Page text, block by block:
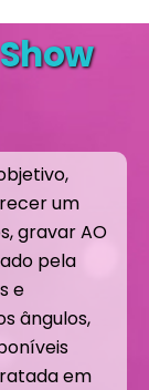
um
gravar AO
pela
e
ângulos,
em